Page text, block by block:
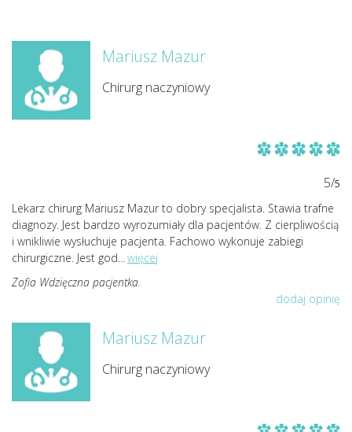
Mariusz Mazur
Chirurg naczyniowy
5/5
Lekarz chirurg Mariusz Mazur to dobry specjalista. Stawia trafne
diagnozy. Jest bardzo wyrozumiały dla pacjentów. Z cierpliwością
i wnikliwie wysłuchuje pacjenta. Fachowo wykonuje zabiegi
chirurgiczne. Jest god
więcej
Zofia Wdzięczna pacjentka.
dodaj opinię
Mariusz Mazur
Chirurg naczyniowy